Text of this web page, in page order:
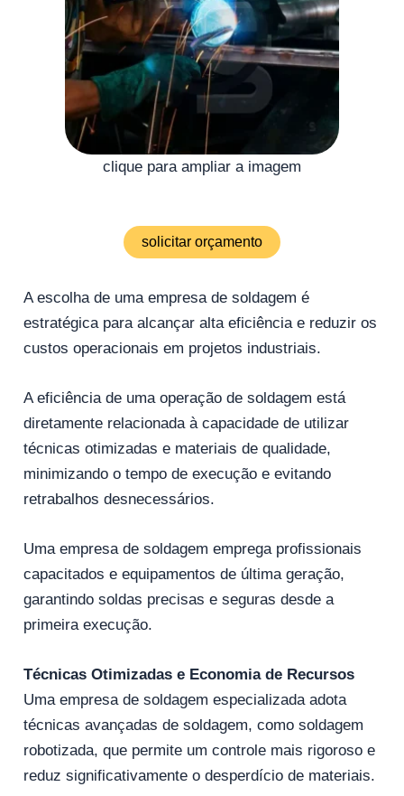
clique para ampliar a imagem
solicitar orçamento
A escolha de uma empresa de soldagem é
estratégica para alcançar alta eficiência e reduzir os
custos operacionais em projetos industriais.
A eficiência de uma operação de soldagem está
diretamente relacionada à capacidade de utilizar
técnicas otimizadas e materiais de qualidade,
minimizando o tempo de execução e evitando
retrabalhos desnecessários.
Uma empresa de soldagem emprega profissionais
capacitados e equipamentos de última geração,
garantindo soldas precisas e seguras desde a
primeira execução.
Técnicas Otimizadas e Economia de Recursos
Uma empresa de soldagem especializada adota
técnicas avançadas de soldagem, como soldagem
robotizada, que permite um controle mais rigoroso e
reduz significativamente o desperdício de materiais.